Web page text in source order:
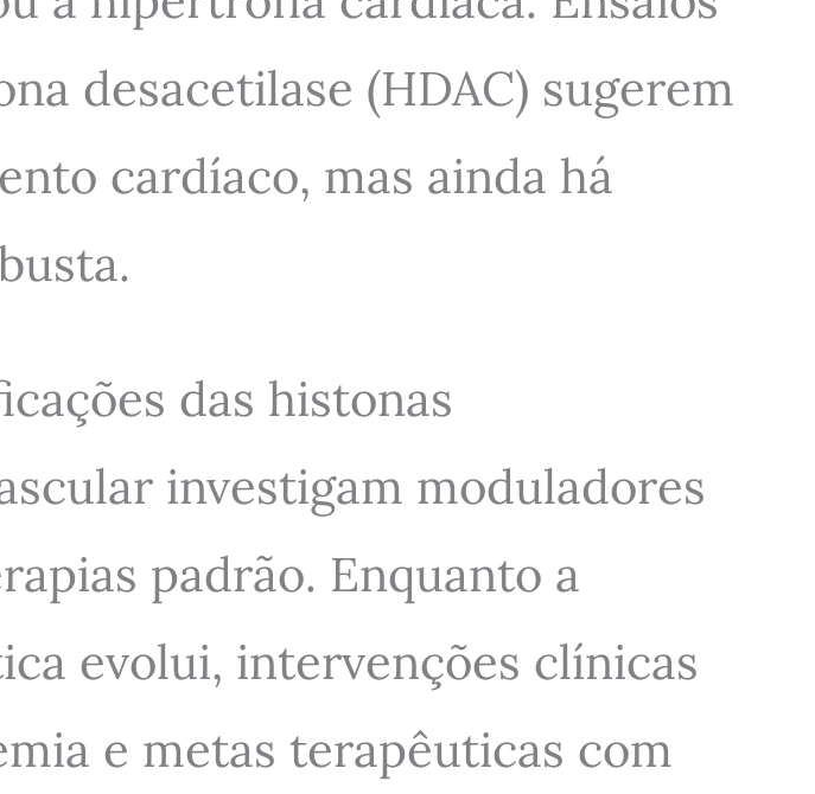
desacetilase (HDAC) sugerem
cardíaco, mas ainda há
das histonas
investigam moduladores
padrão. Enquanto a
evolui, intervenções clínicas
e metas terapêuticas com